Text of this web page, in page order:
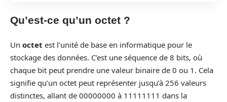
Qu’est-ce qu’un octet ?
Un octet est l’unité de base en informatique pour le
stockage des données. C’est une séquence de 8 bits, où
chaque bit peut prendre une valeur binaire de 0 ou 1. Cela
signifie qu’un octet peut représenter jusqu’à 256 valeurs
distinctes, allant de 00000000 à 11111111 dans la